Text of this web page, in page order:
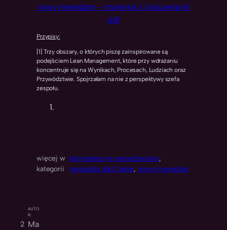
nowy menedżer – materiał z ćwiczeniami
pdf
Przypisy:
[1] Trzy obszary, o których piszę zainspirowane są
podejściem Lean Management, które przy wdrażaniu
koncentruje się na Wynikach, Procesach, Ludziach oraz
Przywództwie. Spojrzałam na nie z perspektywy szefa
zespołu.
więcej w
kategorii
kompetencje menedżerskie
narzędzia dla Ciebie, nowy menedżer
2
AUTO
R:
Ma